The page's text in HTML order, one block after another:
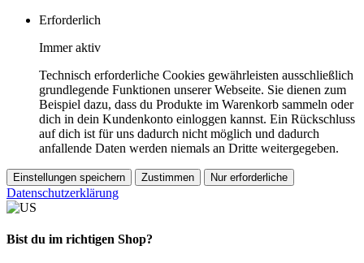
Erforderlich
Immer aktiv
Technisch erforderliche Cookies gewährleisten ausschließlich
grundlegende Funktionen unserer Webseite. Sie dienen zum
Beispiel dazu, dass du Produkte im Warenkorb sammeln oder
dich in dein Kundenkonto einloggen kannst. Ein Rückschluss
auf dich ist für uns dadurch nicht möglich und dadurch
anfallende Daten werden niemals an Dritte weitergegeben.
Einstellungen speichern Zustimmen Nur erforderliche
Datenschutzerklärung
Bist du im richtigen Shop?